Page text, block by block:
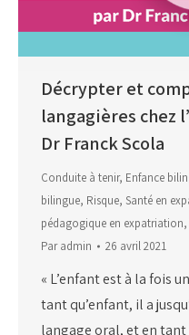
Décrypter et
langagières chez
Dr Franck Scola
Conduite à tenir, Enfance
bilingue, Risque, Santé en
pédagogique en expatriation,
Paradmin 26 avril 2021
« L’enfant est à la fois
tant qu’enfant, il a
langage oral, et en